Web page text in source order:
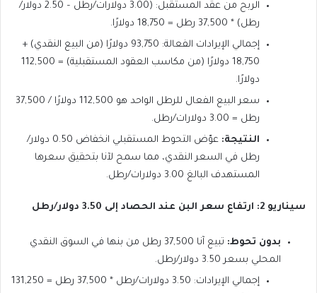
الربح من عقد المستقبل: (3.00 دولارات/رطل – 2.50 دولار/
رطل) * 37,500 رطل = 18,750 دولارًا.
إجمالي الإيرادات الفعالة: 93,750 دولارًا (من البيع النقدي) +
18,750 دولارًا (من مكاسب العقود المستقبلية) = 112,500
دولارًا.
سعر البيع الفعال للرطل الواحد هو 112,500 دولارًا / 37,500
رطل = 3.00 دولارات/رطل.
النتيجة:
عوّض التحوط المستقبلي انخفاض 0.50 دولار/
رطل في السعر النقدي، مما سمح لآنا بتحقيق سعرها
المستهدف البالغ 3.00 دولارات/رطل.
سيناريو 2: ارتفاع سعر البن عند الحصاد إلى 3.50 دولار/رطل
بدون تحوط:
تبيع آنا 37,500 رطل من بنها في السوق النقدي
المحلي بسعر 3.50 دولار/رطل.
إجمالي الإيرادات: 3.50 دولارات/رطل * 37,500 رطل = 131,250